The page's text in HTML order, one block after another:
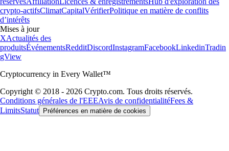
crypto-actifsClimatCapitalVérifierPolitique en matière de conflits
d’intérêts
Mises à jour
XActualités des
produitsÉvénementsRedditDiscordInstagramFacebookLinkedinTradin
gView
Cryptocurrency in Every Wallet™
Copyright © 2018 - 2026 Crypto.com. Tous droits réservés.
Conditions générales de l'EEEAvis de confidentialitéFees &
LimitsStatut Préférences en matière de cookies